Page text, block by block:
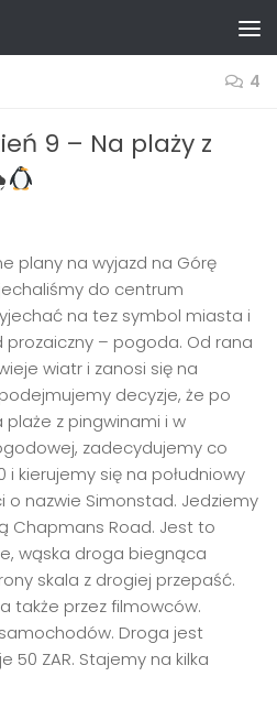
4
9 – Na plaży z
plany na wyjazd na Górę
do centrum
na tez symbol miasta i
prozaiczny – pogoda. Od rana
wiatr i zanosi się na
decyzje, że po
z pingwinami i w
zadecydujemy co
i kierujemy się na południowy
nazwie Simonstad. Jedziemy
Chapmans Road. Jest to
wąska droga biegnąca
skala z drogiej przepaść.
także przez filmowców.
Droga jest
50 ZAR. Stajemy na kilka